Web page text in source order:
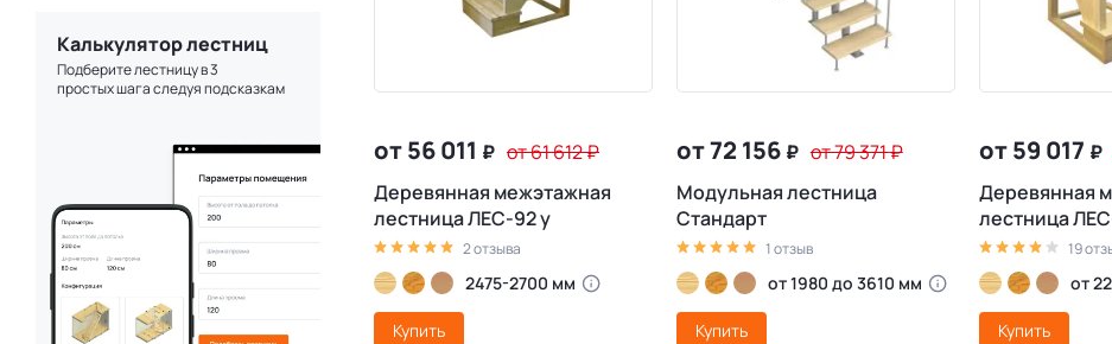
Калькулятор лестниц
Подберите лестницу в 3
простых шага следуя подсказкам
от 56 011 ₽ от 61 612₽
Деревянная межэтажная
лестница ЛЕС-92 у
2 отзыва
2475-2700 мм
Купить
от 72 156 ₽ от 79 371₽
Модульная лестница
Стандарт
1 отзыв
от 1980 до 3610 мм
Купить
от 59 017 ₽
Деревянная
лестница
19
от
Купить